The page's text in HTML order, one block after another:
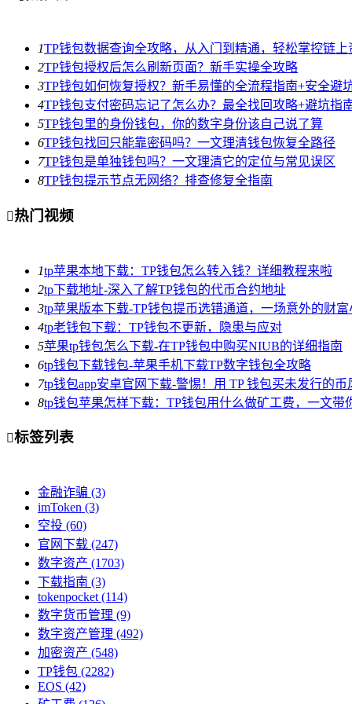
1TP钱包数据查询全攻略，从入门到精通，轻松掌控链上
2TP钱包授权后怎么刷新页面？新手实操全攻略
3TP钱包如何恢复授权？新手易懂的全流程指南+安全避
4TP钱包支付密码忘记了怎么办？最全找回攻略+避坑指
5TP钱包里的身份钱包，你的数字身份该自己说了算
6TP钱包找回只能靠密码吗？一文理清钱包恢复全路径
7TP钱包是单独钱包吗？一文理清它的定位与常见误区
8TP钱包提示节点无网络？排查修复全指南
热门视频
1tp苹果本地下载：TP钱包怎么转入钱？详细教程来啦
2tp下载地址-深入了解TP钱包的代币合约地址
3tp苹果版本下载-TP钱包提币选错通道，一场意外的财富
4tp老钱包下载：TP钱包不更新，隐患与应对
5苹果tp钱包怎么下载-在TP钱包中购买NIUB的详细指南
6tp钱包下载钱包-苹果手机下载TP数字钱包全攻略
7tp钱包app安卓官网下载-警惕！用 TP 钱包买未发行的币
8tp钱包苹果怎样下载：TP钱包用什么做矿工费，一文带
标签列表
金融诈骗 (3)
imToken (3)
空投 (60)
官网下载 (247)
数字资产 (1703)
下载指南 (3)
tokenpocket (114)
数字货币管理 (9)
数字资产管理 (492)
加密资产 (548)
TP钱包 (2282)
EOS (42)